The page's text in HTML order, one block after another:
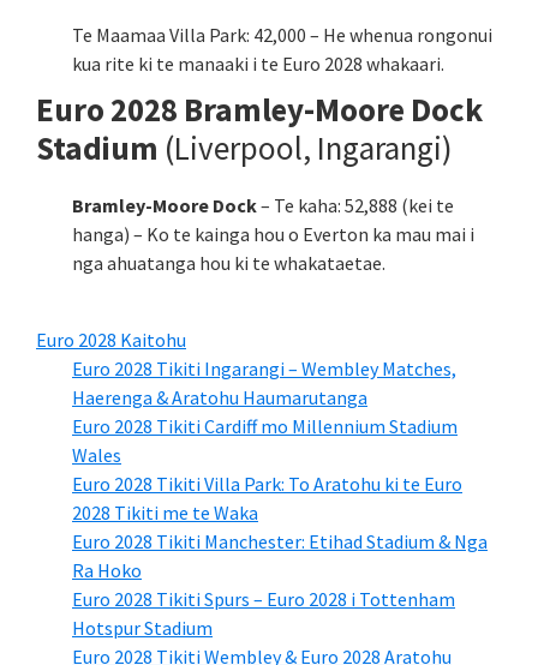
Te Maamaa Villa Park: 42,000 – He whenua rongonui
kua rite ki te manaaki i te Euro 2028 whakaari.
Euro 2028 Bramley-Moore Dock
Stadium (Liverpool, Ingarangi)
Bramley-Moore Dock– Te kaha: 52,888 (kei te
hanga) – Ko te kainga hou o Everton ka mau mai i
nga ahuatanga hou ki te whakataetae.
Euro 2028 Kaitohu
Euro 2028 Tikiti Ingarangi – Wembley Matches,
Haerenga & Aratohu Haumarutanga
Euro 2028 Tikiti Cardiff mo Millennium Stadium
Wales
Euro 2028 Tikiti Villa Park: To Aratohu ki te Euro
2028 Tikiti me te Waka
Euro 2028 Tikiti Manchester: Etihad Stadium & Nga
Ra Hoko
Euro 2028 Tikiti Spurs – Euro 2028 i Tottenham
Hotspur Stadium
Euro 2028 Tikiti Wembley & Euro 2028 Aratohu